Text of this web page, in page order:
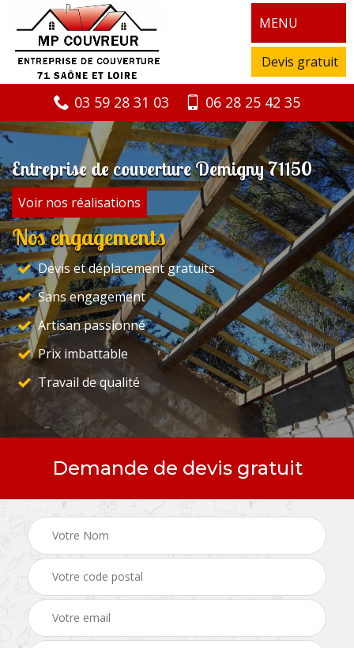
MENU
Devis gratuit
03 59 28 31 03 06 28 25 42 35
Entreprise de couverture Demigny 71150
Voir nos réalisations
Nos engagements
Devis et déplacement gratuits
Sans engagement
Artisan passionné
Prix imbattable
Travail de qualité
Demande de devis gratuit